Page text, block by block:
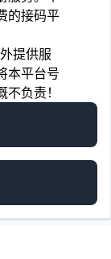
的接码平
提供服
本平台号
负责！